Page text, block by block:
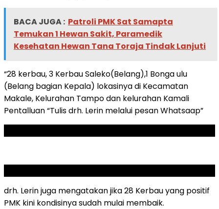
BACA JUGA : Patroli PMK Sat Samapta
Temukan 1 Hewan Sakit, Paramedik
Kesehatan Hewan Tana Toraja Tindak Lanjuti
“28 kerbau, 3 Kerbau Saleko(Belang),1 Bonga ulu
(Belang bagian Kepala) lokasinya di Kecamatan
Makale, Kelurahan Tampo dan kelurahan Kamali
Pentalluan “Tulis drh. Lerin melalui pesan Whatsaap”
drh. Lerin juga mengatakan jika 28 Kerbau yang positif
PMK kini kondisinya sudah mulai membaik.